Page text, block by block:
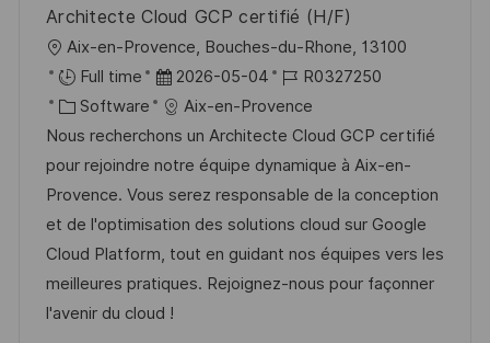
i
c
h
u
n
g
e
r
ö
f
f
e
n
t
l
i
c
Architecte Cloud GCP certifié (H/F)
O
r
t
Aix-en-Provence, Bouches-du-Rhone, 13100
Full time
D
a
t
u
m
d
e
r
V
2026-05-04
J
o
b
-
I
D
R0327250
K
a
t
e
g
o
r
i
Software
Aix-en-Provence
Nous recherchons un Architecte Cloud GCP certifié
pour rejoindre notre équipe dynamique à Aix-en-
Provence. Vous serez responsable de la conception
et de l'optimisation des solutions cloud sur Google
Cloud Platform, tout en guidant nos équipes vers les
meilleures pratiques. Rejoignez-nous pour façonner
l'avenir du cloud !